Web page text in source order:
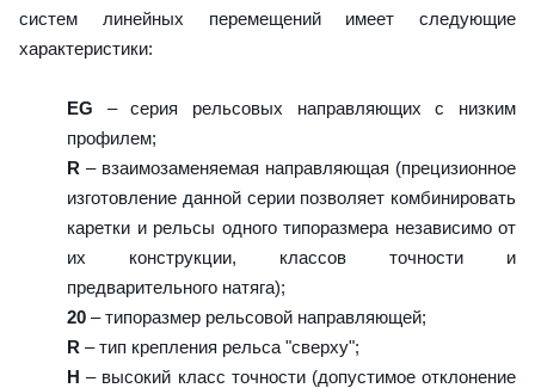
систем линейных перемещений имеет следующие
характеристики:
EG – серия рельсовых направляющих с низким
профилем;
R – взаимозаменяемая направляющая (прецизионное
изготовление данной серии позволяет комбинировать
каретки и рельсы одного типоразмера независимо от
их конструкции, классов точности и
предварительного натяга);
20 – типоразмер рельсовой направляющей;
R – тип крепления рельса "сверху";
H – высокий класс точности (допустимое отклонение